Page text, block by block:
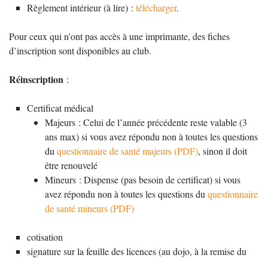
Règlement intérieur (à lire) : télécharger.
Pour ceux qui n’ont pas accès à une imprimante, des fiches
d’inscription sont disponibles au club.
Réinscription :
Certificat médical
Majeurs : Celui de l’année précédente reste valable (3
ans max) si vous avez répondu non à toutes les questions
du questionnaire de santé majeurs (PDF), sinon il doit
être renouvelé
Mineurs : Dispense (pas besoin de certificat) si vous
avez répondu non à toutes les questions du questionnaire
de santé mineurs (PDF)
cotisation
signature sur la feuille des licences (au dojo, à la remise du